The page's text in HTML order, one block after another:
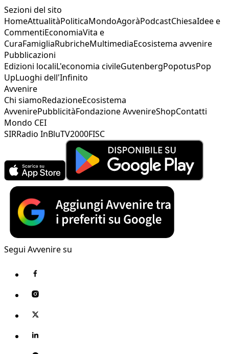
Sezioni del sito
HomeAttualitàPoliticaMondoAgoràPodcastChiesaIdee e
CommentiEconomiaVita e
CuraFamigliaRubricheMultimediaEcosistema avvenire
Pubblicazioni
Edizioni localiL'economia civileGutenbergPopotusPop
UpLuoghi dell'Infinito
Avvenire
Chi siamoRedazioneEcosistema
AvvenirePubblicitàFondazione AvvenireShopContatti
Mondo CEI
SIRRadio InBluTV2000FISC
Segui Avvenire su